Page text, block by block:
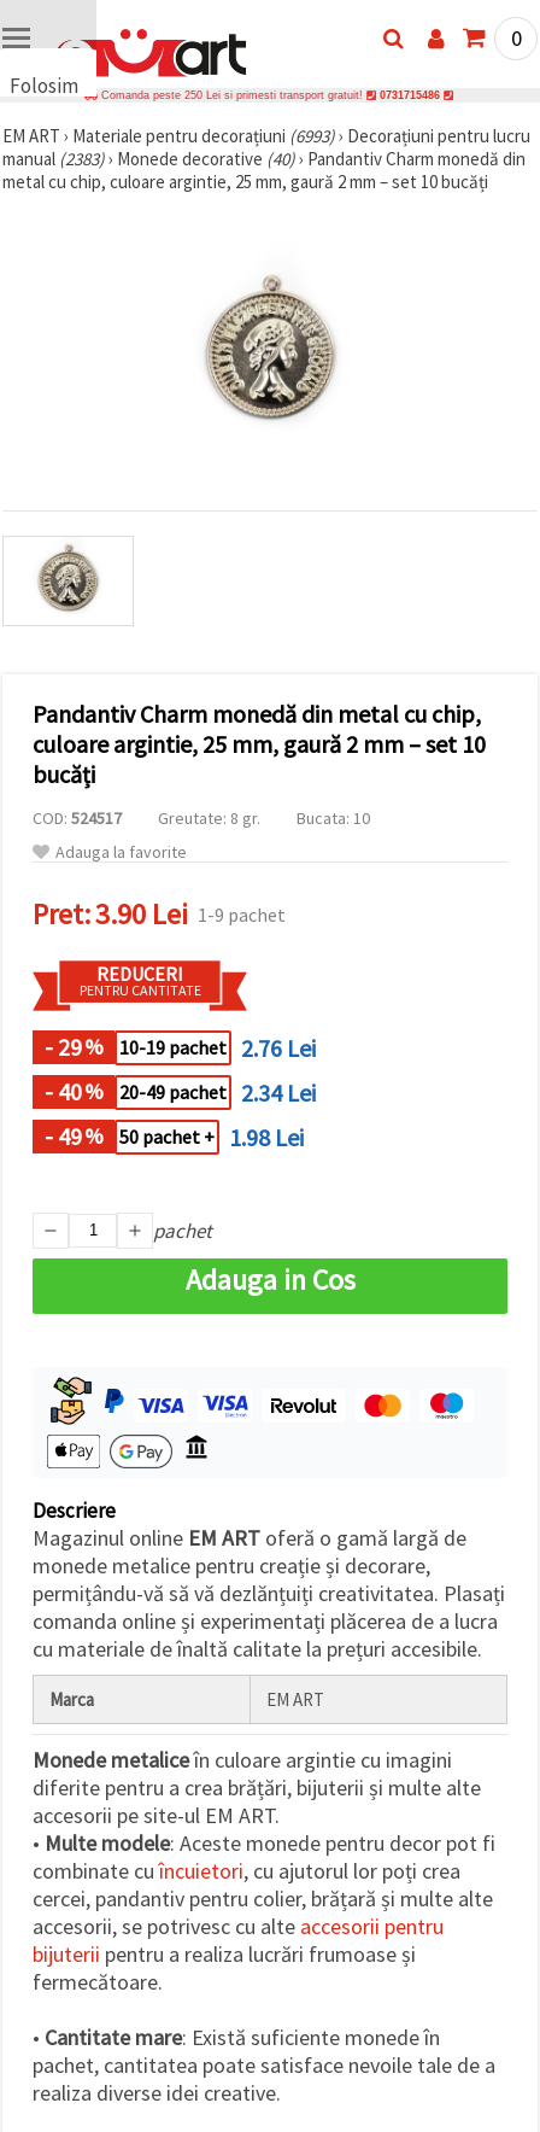
Folosim
uri
🍪 Folosim
cookie-uri
afișa
conținut și
reclame
relevante,
analiză și
marketing.
Puteți fi de
acord să
toate
urile făcând
toate!" Sau
preferințele
în setări
selectând
un tip de
cookie -uri
dat și
făcând clic
pe butonul
"Salvați"
toate!
Setări
0
Comanda peste 250 Lei si primesti transport gratuit! 0731715486
EM ART › Materiale pentru decorațiuni (6993)› Decorațiuni pentru lucru
manual (2383)› Monede decorative (40)› Pandantiv Charm monedă din
metal cu chip, culoare argintie, 25 mm, gaură 2 mm – set 10 bucăți
Pandantiv Charm monedă din metal cu chip,
culoare argintie, 25 mm, gaură 2 mm – set 10
bucăți
COD: 524517 Greutate: 8 gr.
Bucata: 10
Adauga la favorite
Pret:3.90 Lei 1-9 pachet
REDUCERI
PENTRU CANTITATE
- 29% 10-19 pachet
2.76 Lei
- 40% 20-49 pachet
2.34 Lei
- 49% 50 pachet + 1.98 Lei
pachet
Adauga in Cos
Descriere
Magazinul online EM ART oferă o gamă largă de
monede metalice pentru creație și decorare,
permițându-vă să vă dezlănțuiți creativitatea. Plasați
comanda online și experimentați plăcerea de a lucra
cu materiale de înaltă calitate la prețuri accesibile.
Marca EM ART
Monede metaliceîn culoare argintie cu imagini
diferite pentru a crea brățări, bijuterii și multe alte
accesorii pe site-ul EM ART.
• Multe modele: Aceste monede pentru decor pot fi
combinate cuîncuietori, cu ajutorul lor poți crea
cercei, pandantiv pentru colier, brățară și multe alte
accesorii, se potrivesc cu alte accesorii pentru
bijuterii pentru a realiza lucrări frumoase și
fermecătoare.
• Cantitate mare: Există suficiente monede în
pachet, cantitatea poate satisface nevoile tale de a
realiza diverse idei creative.